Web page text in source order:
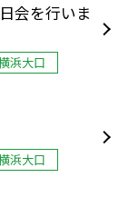
会を行いま
浜大口
浜大口